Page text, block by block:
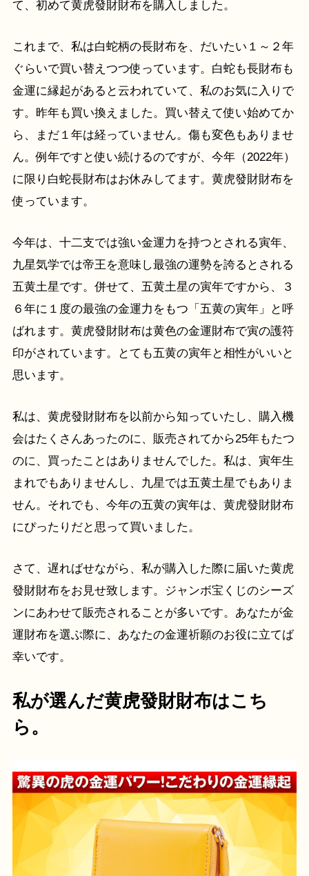
て、初めて黄虎發財財布を購入しました。
これまで、私は白蛇柄の長財布を、だいたい１～２年
ぐらいで買い替えつつ使っています。白蛇も長財布も
金運に縁起があると云われていて、私のお気に入りで
す。昨年も買い換えました。買い替えて使い始めてか
ら、まだ１年は経っていません。傷も変色もありませ
ん。例年ですと使い続けるのですが、今年（2022年）
に限り白蛇長財布はお休みしてます。黄虎發財財布を
使っています。
今年は、十二支では強い金運力を持つとされる寅年、
九星気学では帝王を意味し最強の運勢を誇るとされる
五黄土星です。併せて、五黄土星の寅年ですから、３
６年に１度の最強の金運力をもつ「五黄の寅年」と呼
ばれます。黄虎發財財布は黄色の金運財布で寅の護符
印がされています。とても五黄の寅年と相性がいいと
思います。
私は、黄虎發財財布を以前から知っていたし、購入機
会はたくさんあったのに、販売されてから25年もたつ
のに、買ったことはありませんでした。私は、寅年生
まれでもありませんし、九星では五黄土星でもありま
せん。それでも、今年の五黄の寅年は、黄虎發財財布
にぴったりだと思って買いました。
さて、遅ればせながら、私が購入した際に届いた黄虎
發財財布をお見せ致します。ジャンボ宝くじのシーズ
ンにあわせて販売されることが多いです。あなたが金
運財布を選ぶ際に、あなたの金運祈願のお役に立てば
幸いです。
私が選んだ黄虎發財財布はこち
ら。